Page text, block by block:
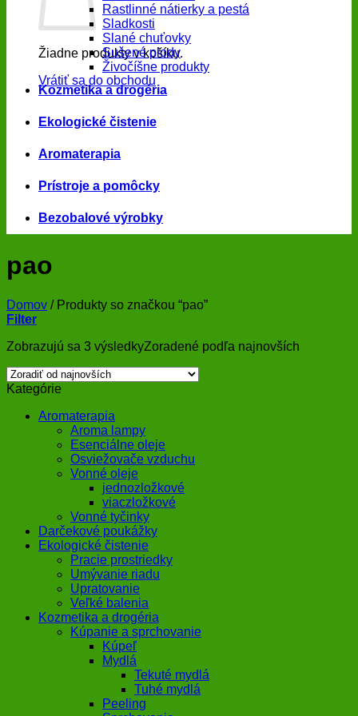
Žiadne produkty v košíku.
Vrátiť sa do obchodu
Rastlinné nátierky a pestá
Sladkosti
Slané chuťovky
Sušené plody
Živočíšne produkty
Kozmetika a drogéria
Ekologické čistenie
Aromaterapia
Prístroje a pomôcky
Bezobalové výrobky
pao
Domov /Produkty so značkou “pao”
Filter
Zobrazujú sa 3 výsledkyZoradené podľa najnovších
Kategórie
Aromaterapia
Aroma lampy
Esenciálne oleje
Osviežovače vzduchu
Vonné oleje
jednozložkové
viaczložkové
Vonné tyčinky
Darčekové poukážky
Ekologické čistenie
Pracie prostriedky
Umývanie riadu
Upratovanie
Veľké balenia
Kozmetika a drogéria
Kúpanie a sprchovanie
Kúpeľ
Mydlá
Tekuté mydlá
Tuhé mydlá
Peeling